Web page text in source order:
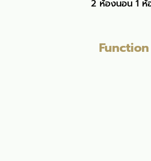
2 ห้องนอน 1 ห้